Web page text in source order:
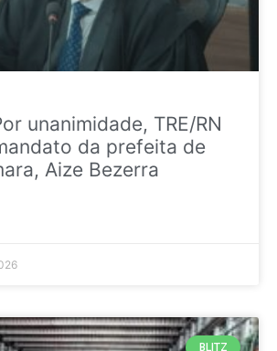
unanimidade, TRE/RN
da prefeita de
Aize Bezerra
BLITZ